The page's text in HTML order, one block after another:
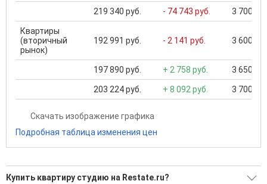
219 340 руб. - 74 743 руб. 3 700
Квартиры
(вторичный
рынок)
192 991 руб. - 2 141 руб. 3 600
197 890 руб. + 2 758 руб. 3 650
203 224 руб. + 8 092 руб. 3 700
Скачать изображение графика
Подробная таблица изменения цен
Купить квартиру студию на Restate.ru?